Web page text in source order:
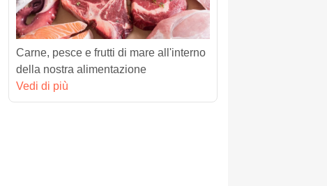
Carne, pesce e frutti di mare all'interno
della nostra alimentazione
Vedi di più